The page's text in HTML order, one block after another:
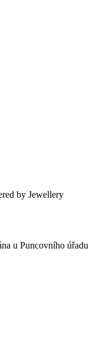
by Jewellery
u Puncovního úřadu